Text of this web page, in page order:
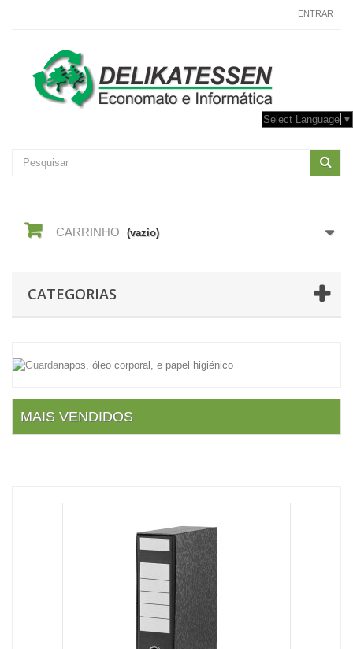
ENTRAR
Select Language ▼
CARRINHO (vazio)
CATEGORIAS
MAIS VENDIDOS